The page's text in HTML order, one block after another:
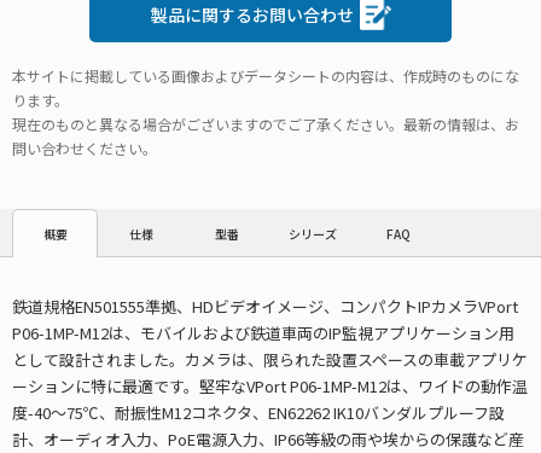
製品に関するお問い合わせ
本サイトに掲載している画像およびデータシートの内容は、作成時のものにな
ります。
現在のものと異なる場合がございますのでご了承ください。最新の情報は、お
問い合わせください。
概要 仕様 型番 シリーズ FAQ
鉄道規格EN501555準拠、HDビデオイメージ、コンパクトIPカメラVPort
P06-1MP-M12は、モバイルおよび鉄道車両のIP監視アプリケーション用
として設計されました。カメラは、限られた設置スペースの車載アプリケ
ーションに特に最適です。堅牢なVPort P06-1MP-M12は、ワイドの動作温
度-40～75℃、耐振性M12コネクタ、EN62262 IK10バンダルプルーフ設
計、オーディオ入力、PoE電源入力、IP66等級の雨や埃からの保護など産